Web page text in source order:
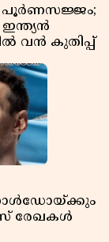
പൂർണസജ്ജം;
വൻ കുതിപ്പ്
രേഖകൾ